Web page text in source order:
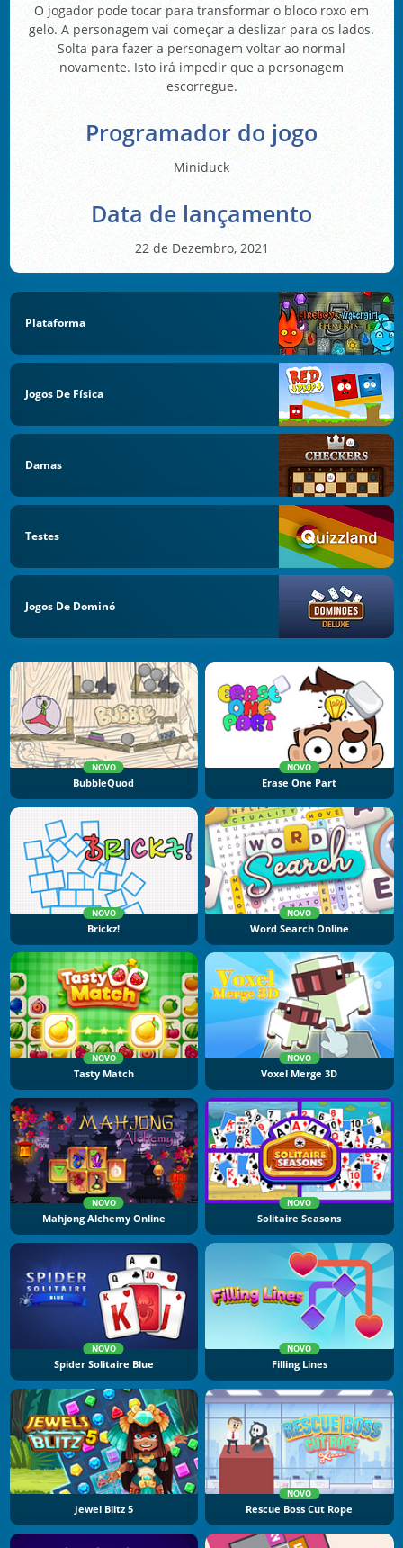
O jogador pode tocar para transformar o bloco roxo em
gelo. A personagem vai começar a deslizar para os lados.
Solta para fazer a personagem voltar ao normal
novamente. Isto irá impedir que a personagem
escorregue.
Programador do jogo
Miniduck
Data de lançamento
22 de Dezembro, 2021
Plataforma
Jogos De Física
Damas
Testes
Jogos De Dominó
NOVO
BubbleQuod
NOVO
Erase One Part
NOVO
Brickz!
NOVO
Word Search Online
NOVO
Tasty Match
NOVO
Voxel Merge 3D
NOVO
Mahjong Alchemy Online
NOVO
Solitaire Seasons
NOVO
Spider Solitaire Blue
NOVO
Filling Lines
Jewel Blitz 5
NOVO
Rescue Boss Cut Rope